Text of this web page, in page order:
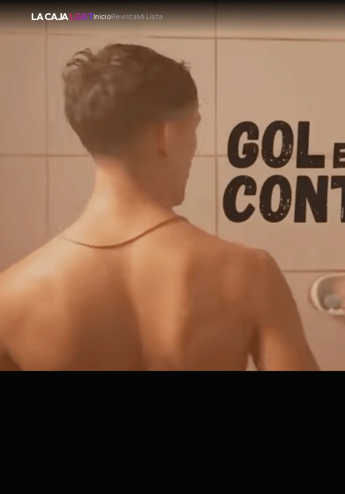
LA CAJALGBTInicioRevistaMi Lista